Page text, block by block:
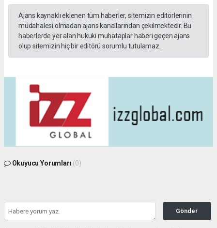
Ajans kaynaklı eklenen tüm haberler, sitemizin editörlerinin
müdahalesi olmadan ajans kanallarından çekilmektedir. Bu
haberlerde yer alan hukuki muhataplar haberi geçen ajans
olup sitemizin hiç bir editörü sorumlu tutulamaz.
Okuyucu Yorumları (0)
Gönder